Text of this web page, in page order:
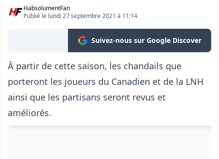
HabsolumentFan
Publié le lundi 27 septembre 2021 à 11:14
Suivez-nous sur Google Discover
À partir de cette saison, les chandails que
porteront les joueurs du Canadien et de la LNH
ainsi que les partisans seront revus et
améliorés.